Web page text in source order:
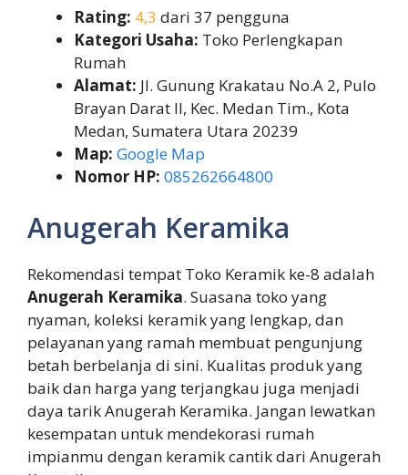
Rating: 4,3 dari 37 pengguna
Kategori Usaha: Toko Perlengkapan
Rumah
Alamat: Jl. Gunung Krakatau No.A 2, Pulo
Brayan Darat II, Kec. Medan Tim., Kota
Medan, Sumatera Utara 20239
Map: Google Map
Nomor HP: 085262664800
Anugerah Keramika
Rekomendasi tempat Toko Keramik ke-8 adalah
Anugerah Keramika. Suasana toko yang
nyaman, koleksi keramik yang lengkap, dan
pelayanan yang ramah membuat pengunjung
betah berbelanja di sini. Kualitas produk yang
baik dan harga yang terjangkau juga menjadi
daya tarik Anugerah Keramika. Jangan lewatkan
kesempatan untuk mendekorasi rumah
impianmu dengan keramik cantik dari Anugerah